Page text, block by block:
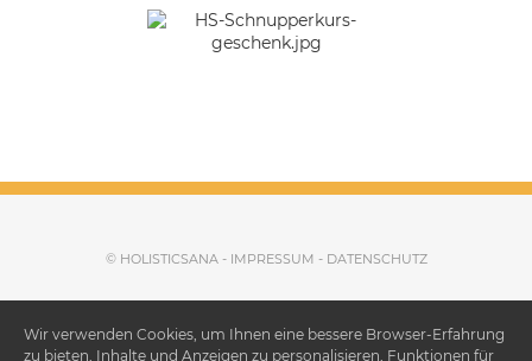
© HOLISTICSANA - IMPRESSUM - DATENSCHUTZ
Wir verwenden Cookies, um Ihnen eine bessere Browser-Erfahrung
zu bieten, Inhalte und Anzeigen zu personalisieren, Funktionen für